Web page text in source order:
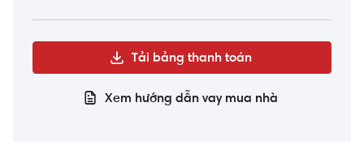
Tải bảng thanh toán
Xem hướng dẫn vay mua nhà